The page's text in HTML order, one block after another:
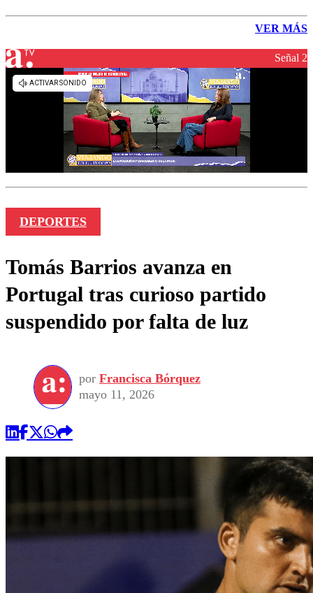
VER MÁS
Señal 2
DEPORTES
Tomás Barrios avanza en
Portugal tras curioso partido
suspendido por falta de luz
por Francisca Bórquez
mayo 11, 2026